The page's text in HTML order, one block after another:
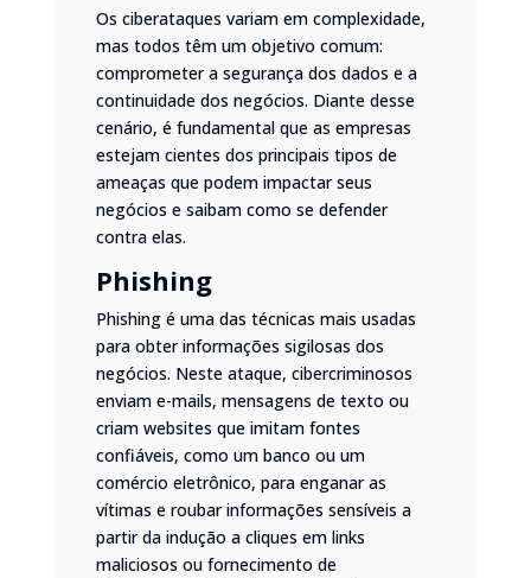
Os ciberataques variam em complexidade,
mas todos têm um objetivo comum:
comprometer a segurança dos dados e a
continuidade dos negócios. Diante desse
cenário, é fundamental que as empresas
estejam cientes dos principais tipos de
ameaças que podem impactar seus
negócios e saibam como se defender
contra elas.
Phishing
Phishing é uma das técnicas mais usadas
para obter informações sigilosas dos
negócios. Neste ataque, cibercriminosos
enviam e-mails, mensagens de texto ou
criam websites que imitam fontes
confiáveis, como um banco ou um
comércio eletrônico, para enganar as
vítimas e roubar informações sensíveis a
partir da indução a cliques em links
maliciosos ou fornecimento de